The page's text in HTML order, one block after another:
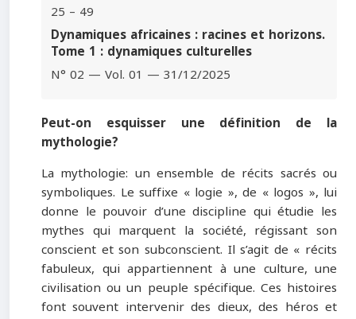
25 – 49
Dynamiques africaines : racines et horizons.
Tome 1 : dynamiques culturelles
N° 02 — Vol. 01 — 31/12/2025
Peut-on esquisser une définition de la
mythologie?
La mythologie: un ensemble de récits sacrés ou
symboliques. Le suffixe « logie », de « logos », lui
donne le pouvoir d’une discipline qui étudie les
mythes qui marquent la société, régissant son
conscient et son subconscient. Il s’agit de « récits
fabuleux, qui appartiennent à une culture, une
civilisation ou un peuple spécifique. Ces histoires
font souvent intervenir des dieux, des héros et